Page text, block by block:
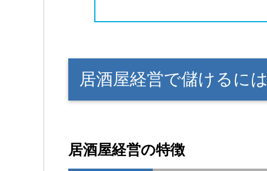
居酒屋経営で儲けるには
居酒屋経営の特徴